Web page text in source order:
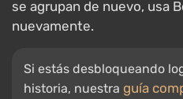
se agrupan de nuevo, usa
nuevamente.
Si estás desbloqueando
historia, nuestra guía